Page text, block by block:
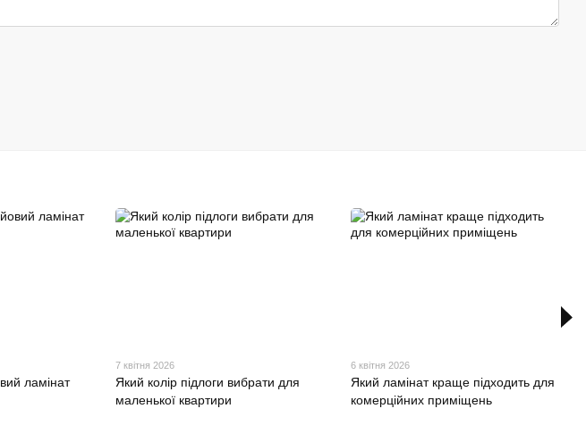
ламінат
7 квітня 2026
Який колір підлоги вибрати для
маленької квартири
6 квітня 2026
Який ламінат краще підходить для
комерційних приміщень